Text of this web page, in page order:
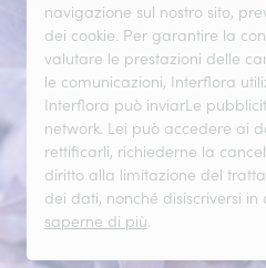
navigazione sul nostro sito,
dei cookie. Per garantire la
valutare le prestazioni delle
le comunicazioni, Interflora
Interflora può inviarLe
network. Lei può accedere ai
rettificarli, richiederne la
diritto alla limitazione del
dei dati, nonché disiscriversi
saperne di più.